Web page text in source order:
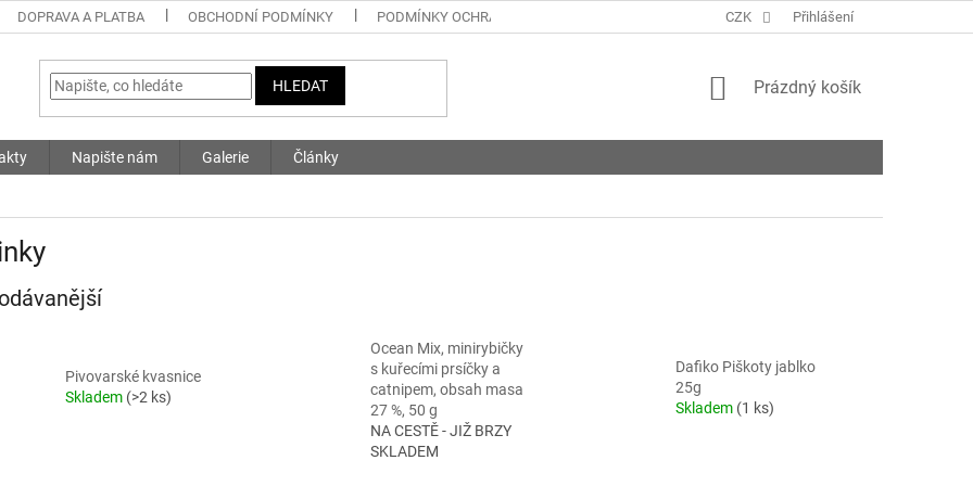
DOPRAVA A PLATBA OBCHODNÍ PODMÍNKY PODMÍNKY OCHRANY OSOBNÍCH ÚDAJŮ KONTAKTY NAPIŠTE NÁM
CZK Přihlášení
HLEDAT
NÁKUPNÍ
Prázdný košík
Napište nám Galerie Články
Pivovarské kvasnice
Skladem (>2 ks)
Ocean Mix, minirybičky
s kuřecími prsíčky a
catnipem, obsah masa
27 %, 50 g
NA CESTĚ - JIŽ BRZY
SKLADEM
Dafiko Piškoty jablko
25g
Skladem (1 ks)